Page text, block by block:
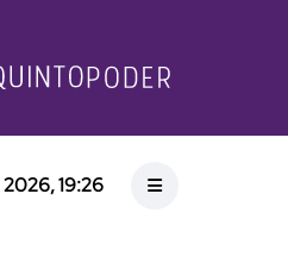
19:26